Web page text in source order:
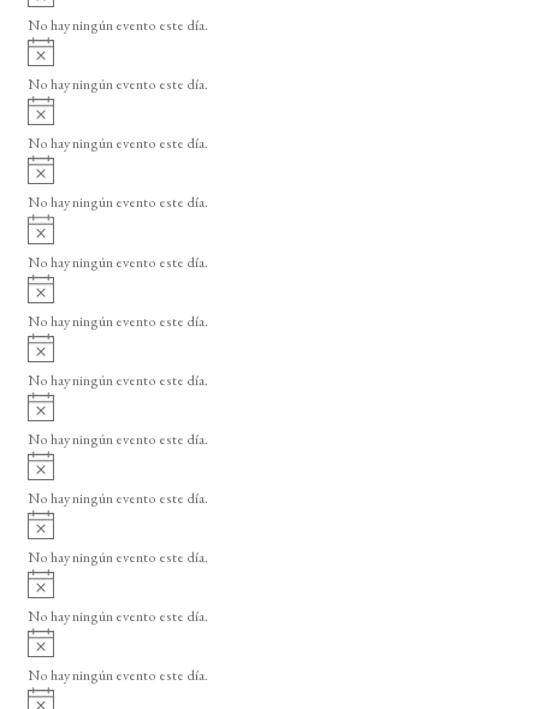
o
v
i
o
No hay ningún evento este día.
A
v
i
o
No hay ningún evento este día.
A
v
i
o
No hay ningún evento este día.
A
v
i
o
No hay ningún evento este día.
A
v
i
o
No hay ningún evento este día.
A
v
i
o
No hay ningún evento este día.
A
v
i
o
No hay ningún evento este día.
A
v
i
o
No hay ningún evento este día.
A
v
i
o
No hay ningún evento este día.
A
v
i
o
No hay ningún evento este día.
A
v
i
o
No hay ningún evento este día.
A
v
i
No hay ningún evento este día.
A